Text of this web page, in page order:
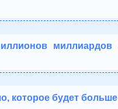
которое будет